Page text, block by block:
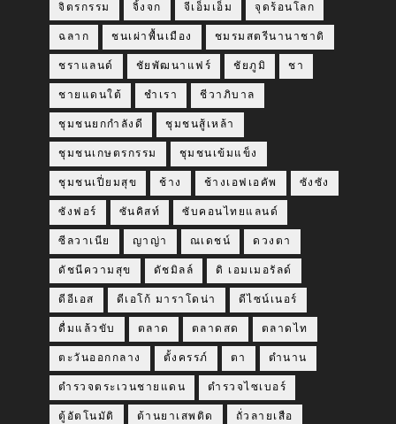
จิตรกรรม จิ้งจก จีเอ็มเอ็ม จุดร้อนโลก
ฉลาก ชนเผ่าพื้นเมือง ชมรมสตรีนานาชาติ
ชราแลนด์ ชัยพัฒนาแฟร์ ชัยภูมิ ชา
ชายแดนใต้ ชำเรา ชีวาภิบาล
ชุมชนยกกำลังดี ชุมชนสู้เหล้า
ชุมชนเกษตรกรรม ชุมชนเข้มแข็ง
ชุมชนเปี่ยมสุข ช้าง ช้างเอฟเอคัพ ซังซัง
ซังฟอร์ ซันคิสท์ ซับคอนไทยแลนด์
ซีลวาเนีย ญาญ่า ณเดชน์ ดวงตา
ดัชนีความสุข ดัชมิลล์ ดิ เอมเมอรัลด์
ดีอีเอส ดีเอโก้ มาราโดน่า ดีไซน์เนอร์
ดื่มแล้วขับ ตลาด ตลาดสด ตลาดไท
ตะวันออกกลาง ตั้งครรภ์ ตา ตำนาน
ตำรวจตระเวนชายแดน ตำรวจไซเบอร์
ตู้อัตโนมัติ ต้านยาเสพติด ถั่วลายเสือ